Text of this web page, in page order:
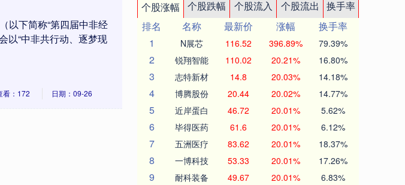
以下简称“第四届中非经
以“中非共行动、逐梦现
看：172 日期：09-26
个股涨幅 个股跌幅 个股流入 个股流出
换手率
排名
名称 最新价 涨幅
换手率
1
N展芯 116.52 396.89% 79.39%
2 锐翔智能 110.02 20.21% 16.80%
3 志特新材 14.8 20.03% 14.18%
4 博腾股份 20.44 20.02% 14.77%
5 近岸蛋白 46.72 20.01% 5.62%
6 毕得医药 61.6 20.01% 6.12%
7 五洲医疗 83.62 20.01% 18.37%
8 一博科技 53.33 20.01% 17.26%
9 耐科装备 49.67 20.01% 6.83%